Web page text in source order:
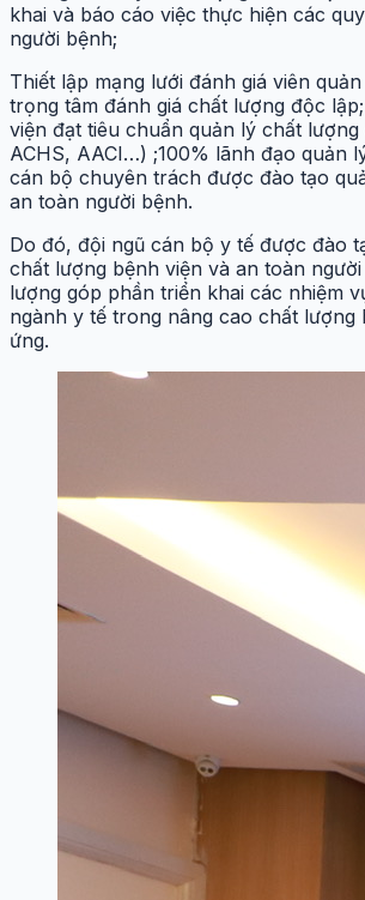
khai và báo cáo việc thực hiện các
người bệnh;
Thiết lập mạng lưới đánh giá viên
trọng tâm đánh giá chất lượng độc
viện đạt tiêu chuẩn quản lý chất
ACHS, AACI…) ;100% lãnh đạo quản
cán bộ chuyên trách được đào tạo
an toàn người bệnh.
Do đó, đội ngũ cán bộ y tế được đào
chất lượng bệnh viện và an toàn
lượng góp phần triển khai các nhiệm
ngành y tế trong nâng cao chất lượng
ứng.